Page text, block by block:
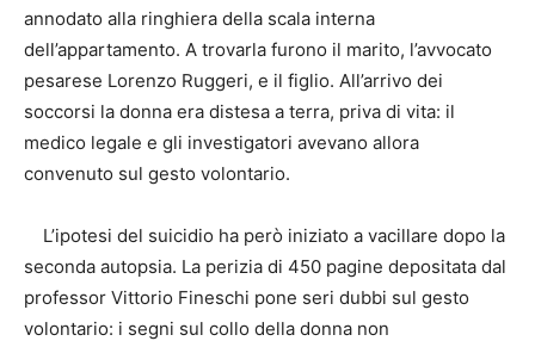
annodato alla ringhiera della scala interna
dell’appartamento. A trovarla furono il marito, l’avvocato
pesarese Lorenzo Ruggeri, e il figlio. All’arrivo dei
soccorsi la donna era distesa a terra, priva di vita: il
medico legale e gli investigatori avevano allora
convenuto sul gesto volontario.
L’ipotesi del suicidio ha però iniziato a vacillare dopo la
seconda autopsia. La perizia di 450 pagine depositata dal
professor Vittorio Fineschi pone seri dubbi sul gesto
volontario: i segni sul collo della donna non